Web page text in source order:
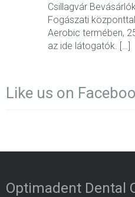
Csillagvár
Fogászati
Aerobic termében,
az ide látogatók. […]
Like us on
Optimadent Dental